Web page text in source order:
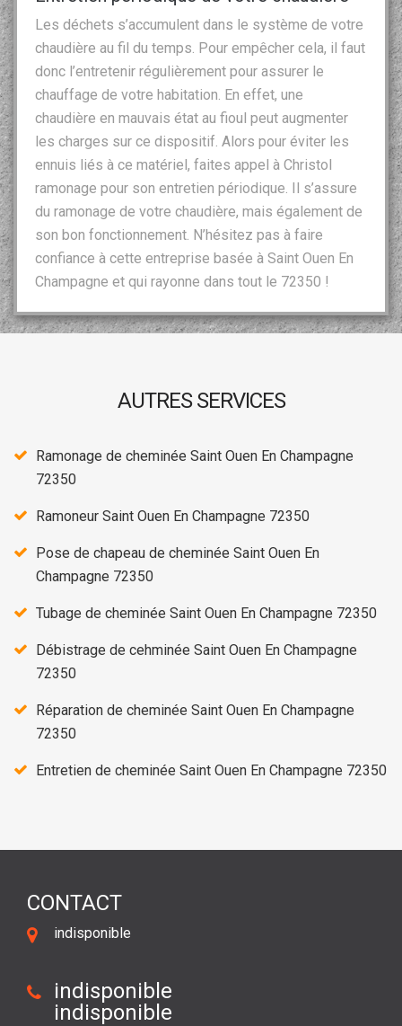
Les déchets s’accumulent dans le système de votre
chaudière au fil du temps. Pour empêcher cela, il faut
donc l’entretenir régulièrement pour assurer le
chauffage de votre habitation. En effet, une
chaudière en mauvais état au fioul peut augmenter
les charges sur ce dispositif. Alors pour éviter les
ennuis liés à ce matériel, faites appel à Christol
ramonage pour son entretien périodique. Il s’assure
du ramonage de votre chaudière, mais également de
son bon fonctionnement. N’hésitez pas à faire
confiance à cette entreprise basée à Saint Ouen En
Champagne et qui rayonne dans tout le 72350 !
AUTRES SERVICES
Ramonage de cheminée Saint Ouen En Champagne
72350
Ramoneur Saint Ouen En Champagne 72350
Pose de chapeau de cheminée Saint Ouen En
Champagne 72350
Tubage de cheminée Saint Ouen En Champagne 72350
Débistrage de cehminée Saint Ouen En Champagne
72350
Réparation de cheminée Saint Ouen En Champagne
72350
Entretien de cheminée Saint Ouen En Champagne 72350
CONTACT
indisponible
indisponible
indisponible